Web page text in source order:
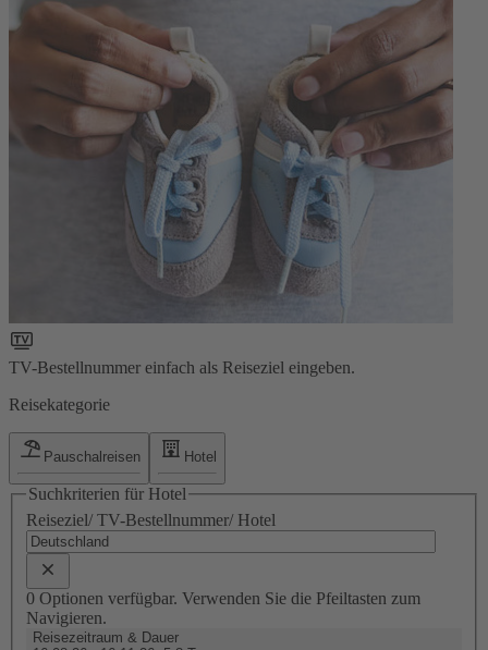
TV-Bestellnummer einfach als Reiseziel eingeben.
Reisekategorie
Pauschalreisen Hotel
Suchkriterien für Hotel
Reiseziel/ TV-Bestellnummer/ Hotel
0 Optionen verfügbar. Verwenden Sie die Pfeiltasten zum
Navigieren.
Reisezeitraum & Dauer